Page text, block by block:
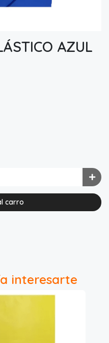
AZUL
carro
interesarte